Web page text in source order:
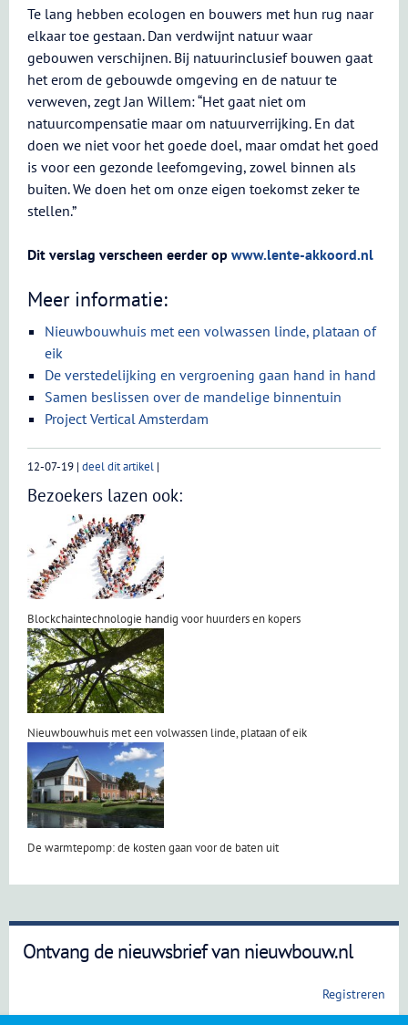
Te lang hebben ecologen en bouwers met hun rug naar
elkaar toe gestaan. Dan verdwijnt natuur waar
gebouwen verschijnen. Bij natuurinclusief bouwen gaat
het erom de gebouwde omgeving en de natuur te
verweven, zegt Jan Willem: “Het gaat niet om
natuurcompensatie maar om natuurverrijking. En dat
doen we niet voor het goede doel, maar omdat het goed
is voor een gezonde leefomgeving, zowel binnen als
buiten. We doen het om onze eigen toekomst zeker te
stellen.”
Dit verslag verscheen eerder op www.lente-akkoord.nl
Meer informatie:
Nieuwbouwhuis met een volwassen linde, plataan of
eik
De verstedelijking en vergroening gaan hand in hand
Samen beslissen over de mandelige binnentuin
Project Vertical Amsterdam
12-07-19 | deel dit artikel |
Bezoekers lazen ook:
Blockchaintechnologie handig voor huurders en kopers
Nieuwbouwhuis met een volwassen linde, plataan of eik
De warmtepomp: de kosten gaan voor de baten uit
Ontvang de nieuwsbrief van nieuwbouw.nl
Registreren